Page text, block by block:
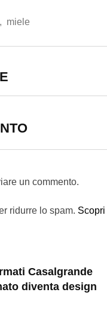
, miele
un commento.
ridurre lo spam.
Casalgrande
diventa design